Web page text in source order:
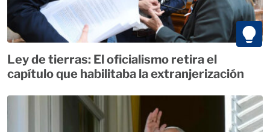
Ley de tierras: El oficialismo retira el
capítulo que habilitaba la extranjerización